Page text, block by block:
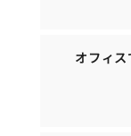
オフィ